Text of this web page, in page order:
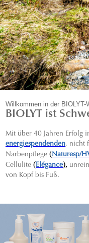
Willkommen in der BIOLYT-
BIOLYT ist
Mit über 40 Jahren Erfolg
energiespendenden, nicht
Narbenpflege (Naturesp/
Cellulite (Elégance),
von Kopf bis Fuß.